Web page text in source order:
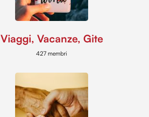
Viaggi, Vacanze, Gite
427 membri